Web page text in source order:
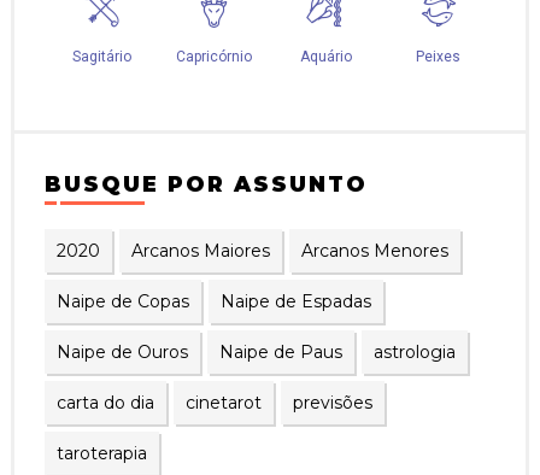
BUSQUE POR ASSUNTO
2020 Arcanos Maiores Arcanos Menores
Naipe de Copas Naipe de Espadas
Naipe de Ouros Naipe de Paus astrologia
carta do dia cinetarot previsões
taroterapia